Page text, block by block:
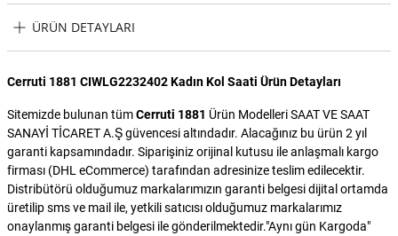
ÜRÜN DETAYLARI
Cerruti 1881 CIWLG2232402 Kadın Kol Saati Ürün Detayları
Sitemizde bulunan tümCerruti 1881 Ürün Modelleri SAAT VE SAAT
SANAYİ TİCARET A.Ş güvencesi altındadır. Alacağınız bu ürün 2 yıl
garanti kapsamındadır. Siparişiniz orijinal kutusu ile anlaşmalı kargo
firması (DHL eCommerce) tarafından adresinize teslim edilecektir.
Distribütörü olduğumuz markalarımızın garanti belgesi dijital ortamda
üretilip sms ve mail ile, yetkili satıcısı olduğumuz markalarımız
onaylanmış garanti belgesi ile gönderilmektedir."Aynı gün Kargoda"